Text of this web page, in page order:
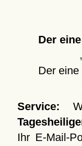
Der
Der eine
Service:
Ihr E-Mail-